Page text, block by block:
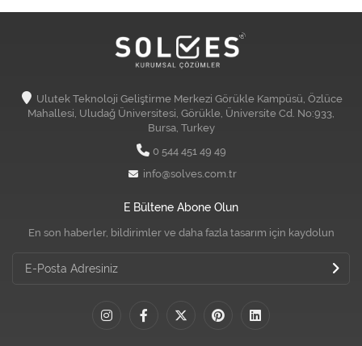
Ulutek Teknoloji Geliştirme Merkezi Görükle Kampüsü, Özlüce
Mahallesi, Uludağ Üniversitesi, Görükle, Üniversite Cd. No:933,
Bursa, Turkey
0 544 451 49 49
info@solves.com.tr
E Bültene Abone Olun
En son haberler, bildirimler ve daha fazla tasarım için kaydolun